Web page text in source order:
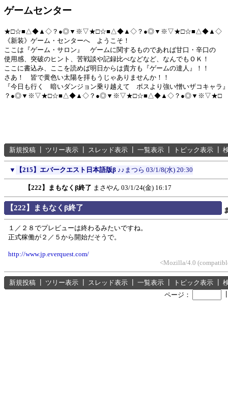
ゲームセンター
★□☆■△◆▲◇？●◎▼※▽★□☆■△◆▲◇？●◎▼※▽★□☆■△◆▲◇
《新装》ゲーム・センターへ ようこそ！
ここは『ゲーム・サロン』 ゲームに関するものであれば甘口・辛口の
使用感、突破のヒント、苦戦談や記録比べなどなど、なんでもＯＫ！
ここに書込み、ここを読めば明日からは貴方も『ゲームの達人』！！
さあ！ 皆で黄色い太陽を拝もうじゃありませんか！！
『今日も行く 暗いダンジョン乗り越えて ボスより強い憎いザコキャラ
？●◎▼※▽★□☆■△◆▲◇？●◎▼※▽★□☆■△◆▲◇？●◎▼※▽★□
新規投稿 ツリー表示 スレッド表示 一覧表示 トピック表示
▼ 【215】エバークエスト日本語版β ♪♪まつら 03/1/8(水) 20:30
【222】まもなくβ終了 まさやん 03/1/24(金) 16:17
【222】まもなくβ終了
１／２８でプレビューは終わるみたいですね。
正式稼働が２／５から開始だそうで。
http://www.jp.everquest.com/
<Mozilla/4.0
新規投稿 ツリー表示 スレッド表示 一覧表示 トピック表示
ページ：